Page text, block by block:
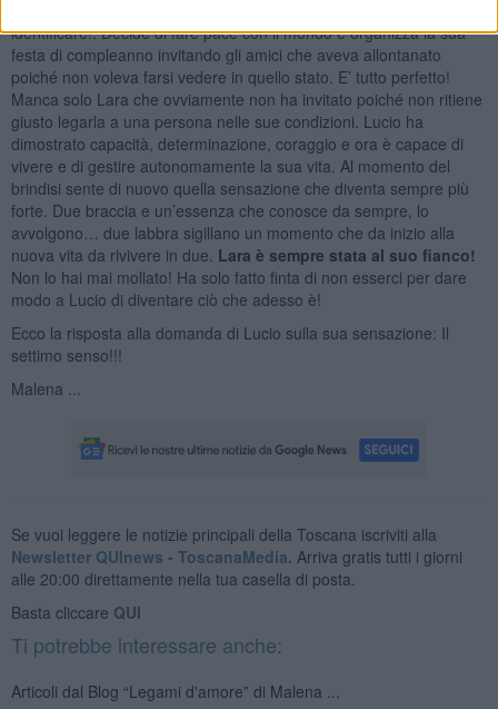
identificare!. Decide di fare pace con il mondo e organizza la sua
festa di compleanno invitando gli amici che aveva allontanato
poiché non voleva farsi vedere in quello stato. E’ tutto perfetto!
Manca solo Lara che ovviamente non ha invitato poiché non ritiene
giusto legarla a una persona nelle sue condizioni. Lucio ha
dimostrato capacità, determinazione, coraggio e ora è capace di
vivere e di gestire autonomamente la sua vita. Al momento del
brindisi sente di nuovo quella sensazione che diventa sempre più
forte. Due braccia e un’essenza che conosce da sempre, lo
avvolgono… due labbra sigillano un momento che da inizio alla
nuova vita da rivivere in due. Lara è sempre stata al suo fianco!
Non lo hai mai mollato! Ha solo fatto finta di non esserci per dare
modo a Lucio di diventare ciò che adesso è!
Ecco la risposta alla domanda di Lucio sulla sua sensazione: Il
settimo senso!!!
Malena ...
Se vuoi leggere le notizie principali della Toscana iscriviti alla
Newsletter QUInews - ToscanaMedia. Arriva gratis tutti i giorni
alle 20:00 direttamente nella tua casella di posta.
Basta cliccare QUI
Ti potrebbe interessare anche:
Articoli dal Blog “Legami d'amore” di Malena ...